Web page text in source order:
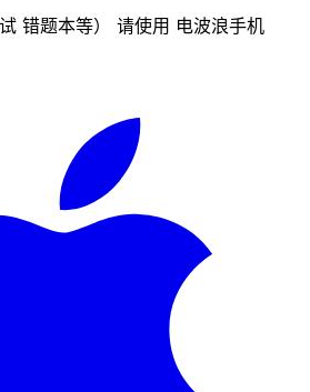
错题本等） 请使用 电波浪手机